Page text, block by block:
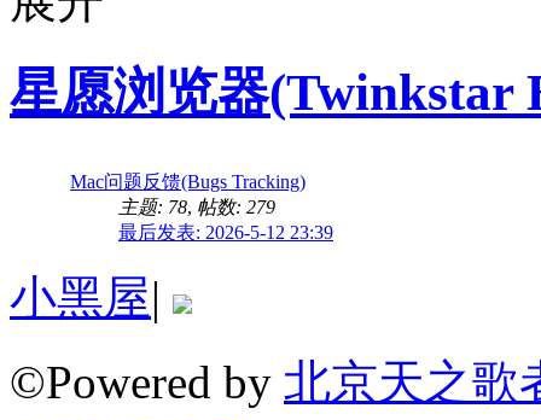
星愿浏览器(Twinkstar
Mac问题反馈(Bugs Tracking)
主题: 78, 帖数: 279
最后发表: 2026-5-12 23:39
小黑屋|
©Powered by 北京天之歌